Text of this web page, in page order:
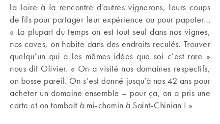
la Loire à la rencontre d’autres vignerons, leurs coups
de fils pour partager leur expérience ou pour papoter…
« La plupart du temps on est tout seul dans nos vignes,
nos caves, on habite dans des endroits reculés. Trouver
quelqu’un qui a les mêmes idées que soi c’est rare »
nous dit Olivier. « On a visité nos domaines respectifs,
on bosse pareil. On s’est donné jusqu’à nos 42 ans pour
acheter un domaine ensemble – pour ça, on a pris une
carte et on tombait à mi-chemin à Saint-Chinian ! »